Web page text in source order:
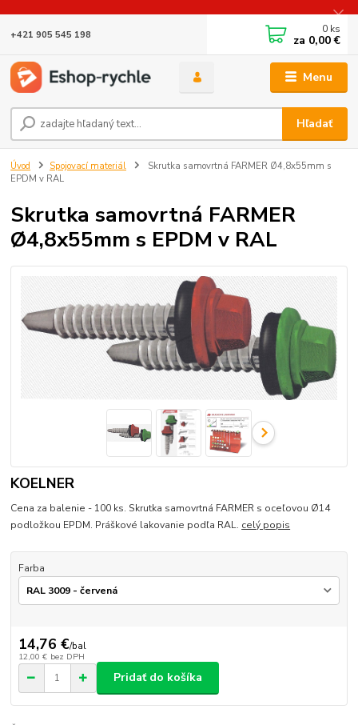
Menu
Hľadať
+421 905 545 198 0 ks
za 0,00 €
Úvod Spojovací materiál
Skrutka samovrtná FARMER Ø4,8x55mm s
EPDM v RAL
Skrutka samovrtná FARMER
Ø4,8x55mm s EPDM v RAL
KOELNER
Cena za balenie - 100 ks. Skrutka samovrtná FARMER s oceľovou Ø14
podložkou EPDM. Práškové lakovanie podľa RAL. celý popis
Farba
14,76 €/bal
12,00 € bez DPH
Pridať do košíka